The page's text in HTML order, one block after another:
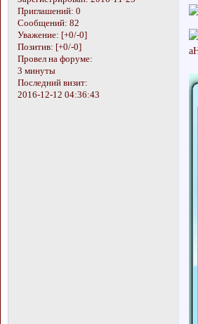
Приглашений: 0
Сообщений: 82
Уважение: [+0/-0]
Позитив: [+0/-0]
Провел на форуме:
3 минуты
Последний визит:
2016-12-12 04:36:43